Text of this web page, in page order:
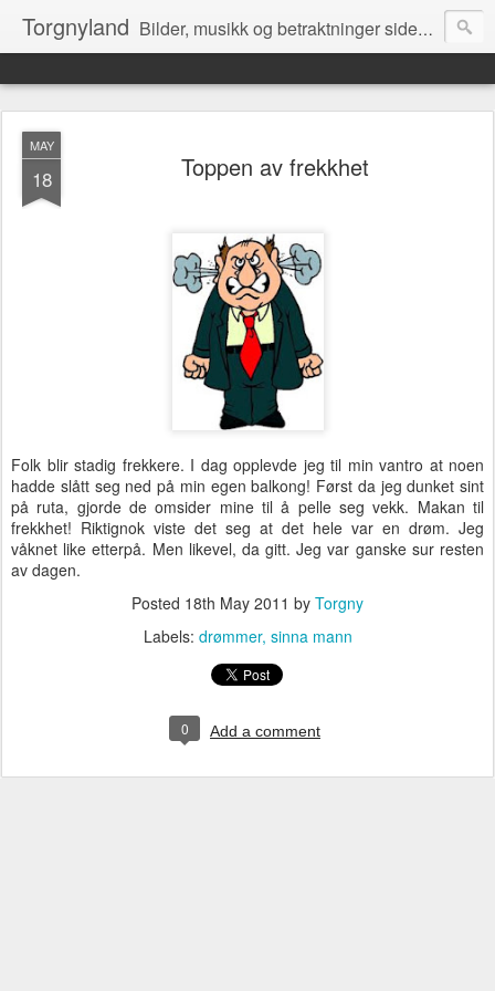
Torgnyland Bilder, musikk og betraktninger siden 2008
MAY
18 Toppen av frekkhet
Folk blir stadig frekkere. I dag opplevde jeg til min vantro at noen
hadde slått seg ned på min egen balkong! Først da jeg dunket sint
på ruta, gjorde de omsider mine til å pelle seg vekk. Makan til
frekkhet! Riktignok viste det seg at det hele var en drøm. Jeg
våknet like etterpå. Men likevel, da gitt. Jeg var ganske sur resten
av dagen.
Posted 18th May 2011 by Torgny
Labels: drømmer sinna mann
0 Add a comment